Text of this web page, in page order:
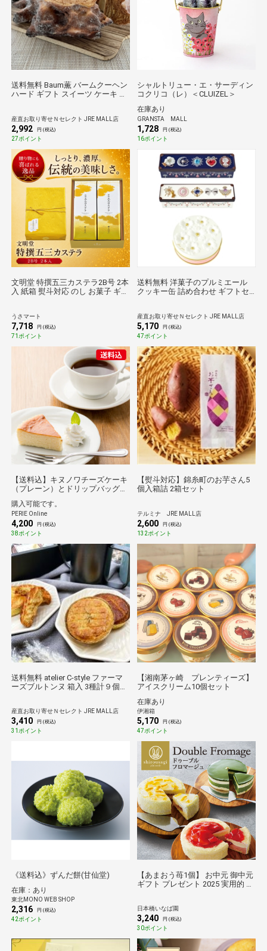
送料無料 Baum薫 バームクーヘン
ハード ギフト スイーツ ケーキ 焼
産直お取り寄せＮセレクト JRE MALL店
2,992 円 (税込)
27ポイント
シャルトリュー・エ・サーディン
コクリコ（レ）＜CLUIZEL＞
在庫あり
GRANSTA MALL
1,728 円 (税込)
16ポイント
文明堂 特撰五三カステラ2B号 2本
入 紙箱 熨斗対応 のし お菓子 ギフ
うさマート
7,718 円 (税込)
71ポイント
送料無料 洋菓子のプルミエール
クッキー缶 詰め合わせ ギフトセ
やつ 茶菓子
産直お取り寄せＮセレクト JRE MALL店
5,170 円 (税込)
47ポイント
【送料込】キヌノワチーズケーキ
（プレーン）とドリップバッグ珈
ま×3袋）セット
購入可能です。
PERIE Online
4,200 円 (税込)
38ポイント
【熨斗対応】錦糸町のお芋さん5
個入箱詰 2箱セット
テルミナ JRE MALL店
2,600 円 (税込)
132ポイント
送料無料 atelier C-style ファーマ
ーズブルトンヌ 箱入 3種計９個入
産直お取り寄せＮセレクト JRE MALL店
3,410 円 (税込)
31ポイント
【湘南茅ヶ崎 プレンティーズ】
アイスクリーム10個セット
在庫あり
伊湘箱
5,170 円 (税込)
47ポイント
《送料込》ずんだ餅(甘仙堂)
在庫：あり
東北MONO WEB SHOP
2,316 円 (税込)
42ポイント
【あまおう苺1個】 お中元 御中元
ギフト プレゼント 2025 実用的 ス
送料無料 冷凍便 贈り物 内祝い 快
気祝い 引出物 引き菓子
日本橋いなば園
3,240 円 (税込)
30ポイント